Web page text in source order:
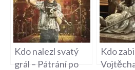
Kdo nalezl svatý
grál – Pátrání po
Kdo